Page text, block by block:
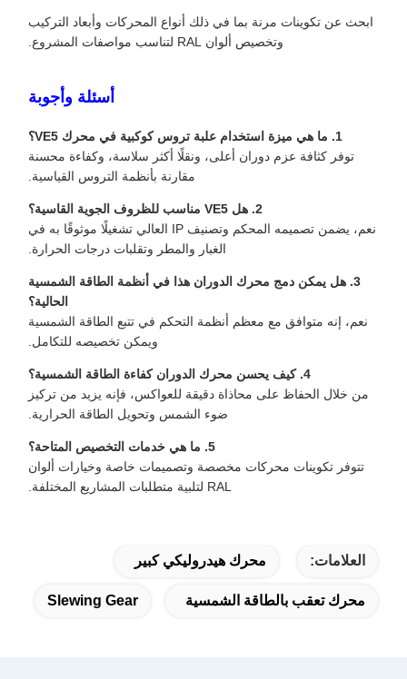
ابحث عن تكوينات مرنة بما في ذلك أنواع المحركات وأبعاد التركيب
وتخصيص ألوان RAL لتناسب مواصفات المشروع.
أسئلة وأجوبة
1. ما هي ميزة استخدام علبة تروس كوكبية في محرك VE5؟
توفر كثافة عزم دوران أعلى، ونقلًا أكثر سلاسة، وكفاءة محسنة
مقارنة بأنظمة التروس القياسية.
2. هل VE5 مناسب للظروف الجوية القاسية؟
نعم، يضمن تصميمه المحكم وتصنيف IP العالي تشغيلًا موثوقًا به في
الغبار والمطر وتقلبات درجات الحرارة.
3. هل يمكن دمج محرك الدوران هذا في أنظمة الطاقة الشمسية
الحالية؟
نعم، إنه متوافق مع معظم أنظمة التحكم في تتبع الطاقة الشمسية
ويمكن تخصيصه للتكامل.
4. كيف يحسن محرك الدوران كفاءة الطاقة الشمسية؟
من خلال الحفاظ على محاذاة دقيقة للعواكس، فإنه يزيد من تركيز
ضوء الشمس وتحويل الطاقة الحرارية.
5. ما هي خدمات التخصيص المتاحة؟
تتوفر تكوينات محركات مخصصة وتصميمات خاصة وخيارات ألوان
RAL لتلبية متطلبات المشاريع المختلفة.
العلامات: محرك هيدروليكي كبير
محرك تعقب بالطاقة الشمسية Slewing Gear